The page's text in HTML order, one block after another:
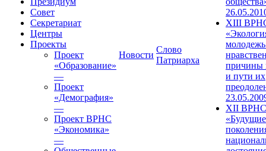
Совет
Секретариат
Центры
Проекты
Проект
«Образование»
—
Проект
«Демография»
—
Проект ВРНС
«Экономика»
—
Новости
Слово
Патриарха
XIII
причины
и пути их
XII ВРНС
«Будущие